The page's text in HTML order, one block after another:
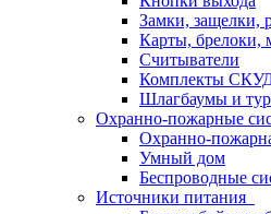
Замки, защелки,
Карты, брелоки,
Считыватели
Комплекты
Шлагбаумы и
Охранно-пожарные
Охранно-
Умный дом
Беспроводные
Источники питания